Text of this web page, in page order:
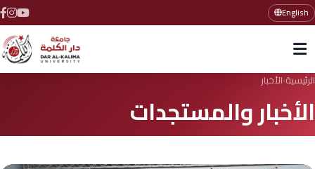
English
الرئيسية›الأخبار
الأخبار والمستجدات